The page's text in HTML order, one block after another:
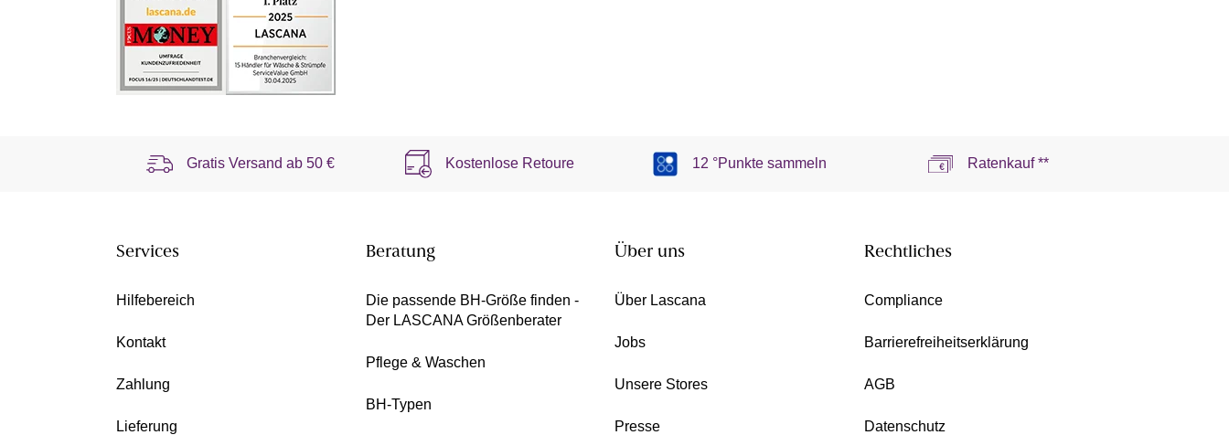
Gratis Versand ab50 € Kostenlose Retoure 12 °Punkte sammeln Ratenkauf **
Services
Hilfebereich
Kontakt
Zahlung
Lieferung
Beratung
Die passende BH-Größe finden -
Der LASCANA Größenberater
Pflege & Waschen
BH-Typen
Über uns
Über Lascana
Jobs
Unsere Stores
Presse
Rechtliches
Compliance
Barrierefreiheitserklärung
AGB
Datenschutz